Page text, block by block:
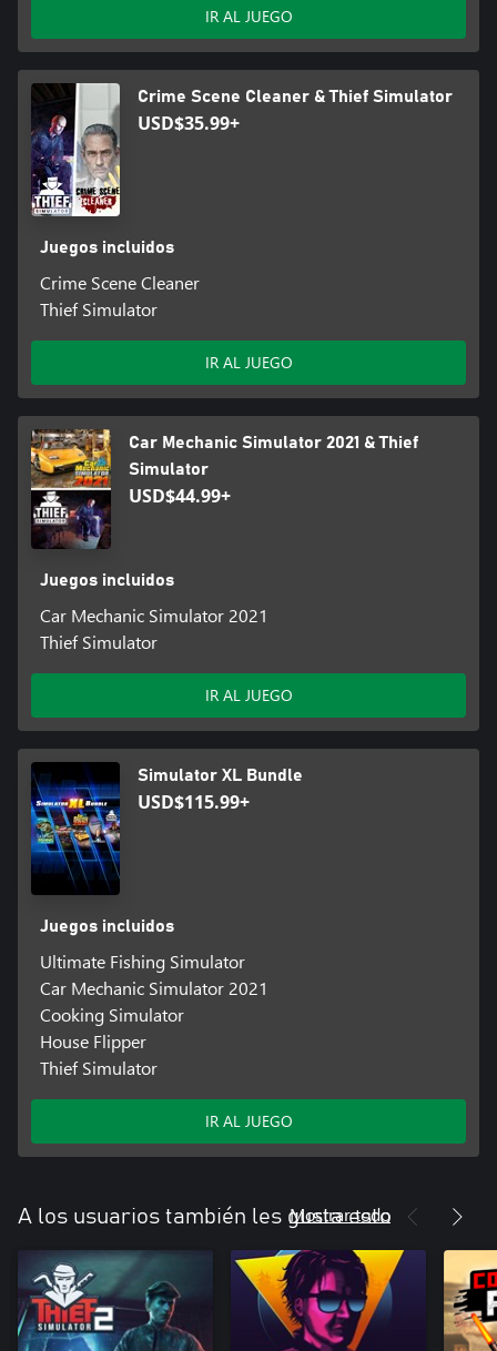
IR AL JUEGO
Crime Scene Cleaner & Thief Simulator
USD$35.99+
Juegos incluidos
Crime Scene Cleaner
Thief Simulator
IR AL JUEGO
Car Mechanic Simulator 2021 & Thief
Simulator
USD$44.99+
Juegos incluidos
Car Mechanic Simulator 2021
Thief Simulator
IR AL JUEGO
Simulator XL Bundle
USD$115.99+
Juegos incluidos
Ultimate Fishing Simulator
Car Mechanic Simulator 2021
Cooking Simulator
House Flipper
Thief Simulator
IR AL JUEGO
A los usuarios también les gusta esto
Mostrar todo